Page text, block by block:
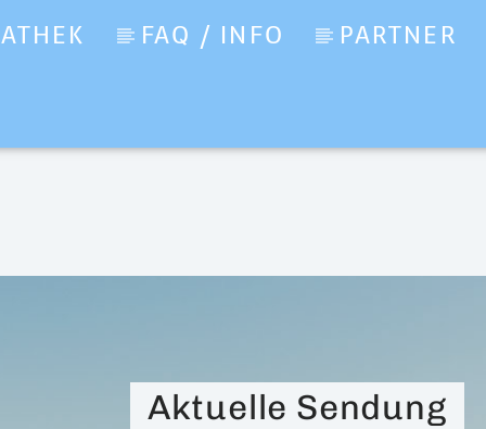
FAQ / INFO PARTNER
Aktuelle Sendung